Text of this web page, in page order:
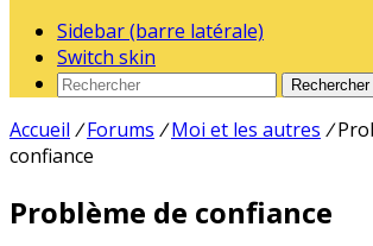
Sidebar (barre latérale)
Switch skin
Rechercher
Accueil / Forums / Moi et les autres /
confiance
Problème de confiance